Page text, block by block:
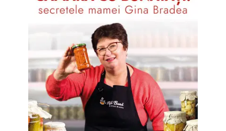
Dezvoltare Spirituala
New Illuminati Files
Numerologie
Paranormal
Parapsihologie
Ramtha